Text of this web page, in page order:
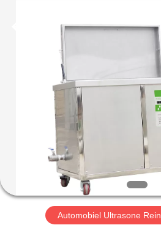
PRODUCTEN
SHOW
ONGEVEER
Automobiel Ultrasone